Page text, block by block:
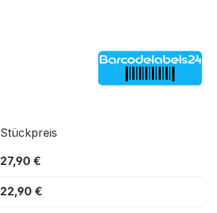
Stückpreis
27,90 €
22,90 €